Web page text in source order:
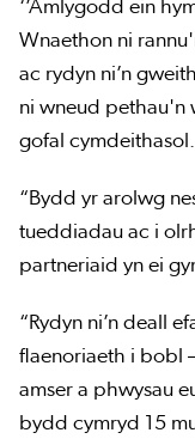
‘’Amlygodd ein
Wnaethon ni
ac rydyn ni’n
ni wneud pethau'n
gofal cymdeithasol.
“Bydd yr arolwg
tueddiadau ac i
partneriaid yn ei
“Rydyn ni’n deall
flaenoriaeth i bobl
amser a phwysau
bydd cymryd 15